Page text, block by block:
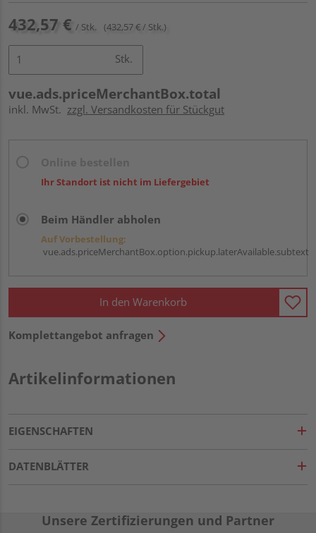
432,57 € / Stk. (432,57 € / Stk.)
Stk.
vue.ads.priceMerchantBox.total
inkl. MwSt. zzgl. Versandkosten für Stückgut
Ihr Standort ist nicht im Liefergebiet
Beim Händler abholen
Auf Vorbestellung:
vue.ads.priceMerchantBox.option.pickup.laterAvailable.subtext
In den Warenkorb
Komplettangebot anfragen
Artikelinformationen
EIGENSCHAFTEN
DATENBLÄTTER
Unsere Zertifizierungen und Partner